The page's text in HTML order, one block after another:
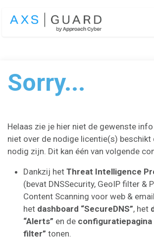
Sorry...
Helaas zie je hier niet de gewenste
niet over de nodige licentie(s) beschikt
nodig zijn. Dit kan één van volgende
Dankzij het Threat Intelligence
(bevat DNSSecurity, GeoIP filter &
Content Scanning voor web &
het dashboard “SecureDNS”, het
“Alerts” en de configuratiepagina
filter” tonen.